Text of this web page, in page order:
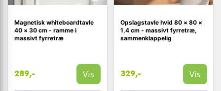
Magnetisk whiteboardtavle
40 × 30 cm - ramme i
massivt fyrretræ
289,- Vis
Opslagstavle hvid 80 × 80 ×
1,4 cm - massivt fyrretræ,
sammenklappelig
329,- Vis